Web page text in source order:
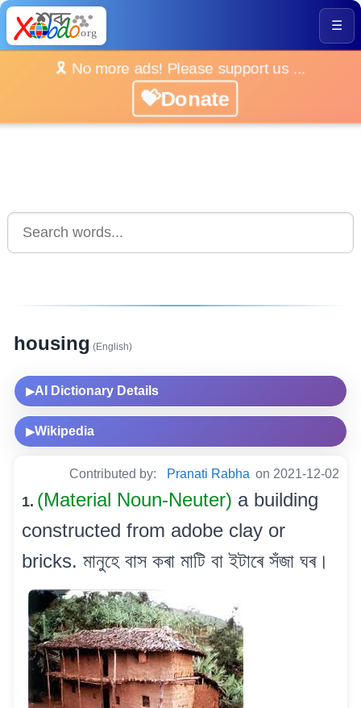
☰
🎗️ No more ads! Please support us ...
💝Donate
housing (English)
▶AI Dictionary Details
▶Wikipedia
Contributed by: Pranati Rabha on 2021-12-02
1. (Material Noun-Neuter) a building
constructed from adobe clay or
bricks. মানুহে বাস কৰা মাটি বা ইটাৰে সঁজা ঘৰ।